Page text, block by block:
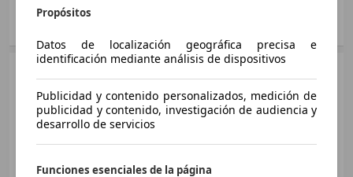
Ø 9.4 l/100km
XJ 3.0 SC LWB Ultimate AWD Aut.
250 KW (340 PS)
XJ 3.0 SC SWB Luxury Aut.
250 KW (340 PS)
Ø 9.4 l/100km
XJ 3.0D LWB Premium Luxury Aut.
202 KW (275 PS)
Ø 6.3 l/100km
XJ 3.0D LWB Ultimate Aut.
202 KW (275 PS)
Sedán
Gasolina
283 KW (385 PS)
2009 - 2012
JaguarXJ Diesel
Medidas
(L/A/A):
desde 5122 x 1894 x 1448 mm
Potencia:
202 KW (275 PS)
Propósitos
Datos de localización geográfica precisa e
identificación mediante análisis de dispositivos
Publicidad y contenido personalizados, medición de
publicidad y contenido, investigación de audiencia y
desarrollo de servicios
Funciones esenciales de la página